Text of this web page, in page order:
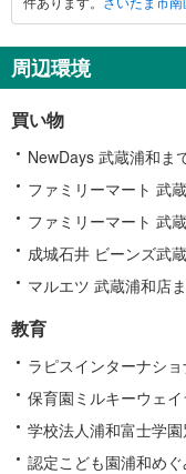
ま
南
区
関
す
る
情
報
周辺環境
買い物
NewDays 武蔵浦和ま
ファミリーマート 武
ファミリーマート 武
成城石井 ビーンズ武
マルエツ 武蔵浦和店
教育
ラピスインターナシ
保育園ミルキーウェ
学校法人浦和富士学
認定こども園浦和め